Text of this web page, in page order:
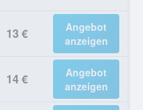
13 €
Angebot
anzeigen
14 €
Angebot
anzeigen